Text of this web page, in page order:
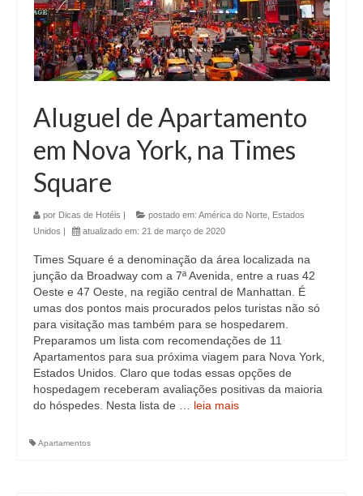
Aluguel de Apartamento
em Nova York, na Times
Square
por Dicas de Hotéis | postado em: América do Norte Estados
Unidos | atualizado em: 21 de março de 2020
Times Square é a denominação da área localizada na
junção da Broadway com a 7ª Avenida, entre a ruas 42
Oeste e 47 Oeste, na região central de Manhattan. É
umas dos pontos mais procurados pelos turistas não só
para visitação mas também para se hospedarem.
Preparamos um lista com recomendações de 11
Apartamentos para sua próxima viagem para Nova York,
Estados Unidos. Claro que todas essas opções de
hospedagem receberam avaliações positivas da maioria
do hóspedes. Nesta lista de … leia mais
Apartamentos